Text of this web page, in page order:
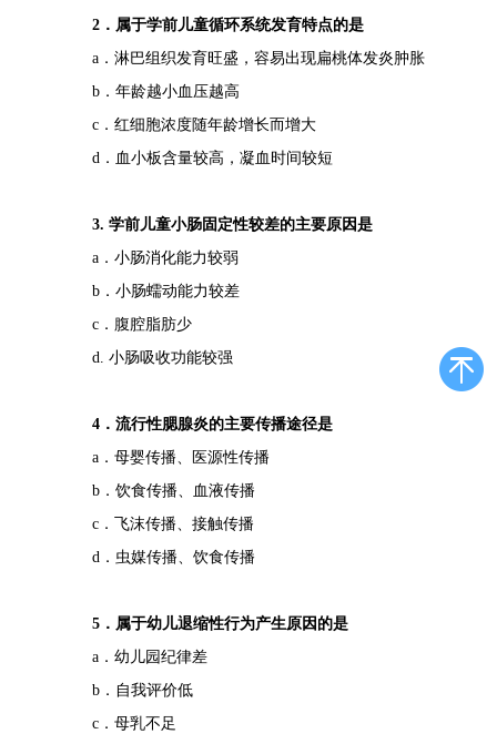
2．属于学前儿童循环系统发育特点的是
a．淋巴组织发育旺盛，容易出现扁桃体发炎肿胀
b．年龄越小血压越高
c．红细胞浓度随年龄增长而增大
d．血小板含量较高，凝血时间较短
3. 学前儿童小肠固定性较差的主要原因是
a．小肠消化能力较弱
b．小肠蠕动能力较差
c．腹腔脂肪少
d. 小肠吸收功能较强
4．流行性腮腺炎的主要传播途径是
a．母婴传播、医源性传播
b．饮食传播、血液传播
c．飞沫传播、接触传播
d．虫媒传播、饮食传播
5．属于幼儿退缩性行为产生原因的是
a．幼儿园纪律差
b．自我评价低
c．母乳不足